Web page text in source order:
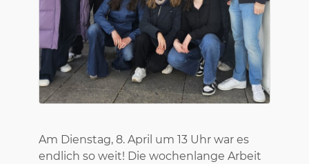
Am Dienstag, 8. April um 13 Uhr war es
endlich so weit! Die wochenlange Arbeit